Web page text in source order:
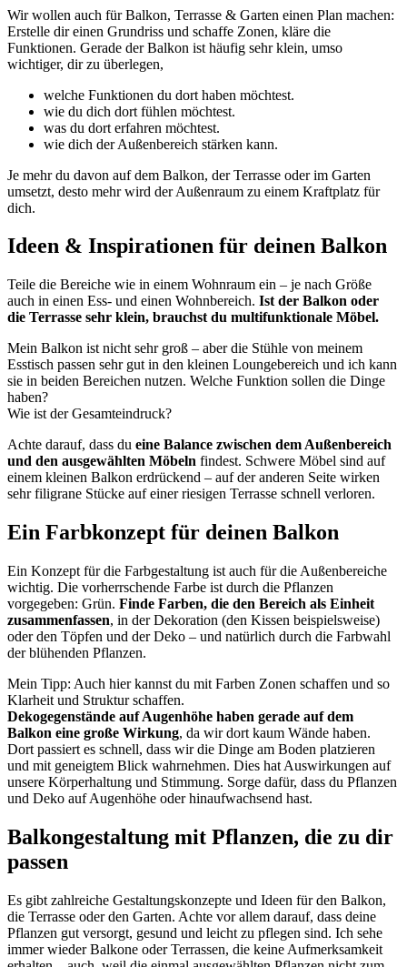
Wir wollen auch für Balkon, Terrasse & Garten einen Plan machen:
Erstelle dir einen Grundriss und schaffe Zonen, kläre die
Funktionen. Gerade der Balkon ist häufig sehr klein, umso
wichtiger, dir zu überlegen,
welche Funktionen du dort haben möchtest.
wie du dich dort fühlen möchtest.
was du dort erfahren möchtest.
wie dich der Außenbereich stärken kann.
Je mehr du davon auf dem Balkon, der Terrasse oder im Garten
umsetzt, desto mehr wird der Außenraum zu einem Kraftplatz für
dich.
Ideen & Inspirationen für deinen Balkon
Teile die Bereiche wie in einem Wohnraum ein – je nach Größe
auch in einen Ess- und einen Wohnbereich. Ist der Balkon oder
die Terrasse sehr klein, brauchst du multifunktionale Möbel.
Mein Balkon ist nicht sehr groß – aber die Stühle von meinem
Esstisch passen sehr gut in den kleinen Loungebereich und ich kann
sie in beiden Bereichen nutzen. Welche Funktion sollen die Dinge
haben?
Wie ist der Gesamteindruck?
Achte darauf, dass du eine Balance zwischen dem Außenbereich
und den ausgewählten Möbeln findest. Schwere Möbel sind auf
einem kleinen Balkon erdrückend – auf der anderen Seite wirken
sehr filigrane Stücke auf einer riesigen Terrasse schnell verloren.
Ein Farbkonzept für deinen Balkon
Ein Konzept für die Farbgestaltung ist auch für die Außenbereiche
wichtig. Die vorherrschende Farbe ist durch die Pflanzen
vorgegeben: Grün. Finde Farben, die den Bereich als Einheit
zusammenfassen, in der Dekoration (den Kissen beispielsweise)
oder den Töpfen und der Deko – und natürlich durch die Farbwahl
der blühenden Pflanzen.
Mein Tipp: Auch hier kannst du mit Farben Zonen schaffen und so
Klarheit und Struktur schaffen.
Dekogegenstände auf Augenhöhe haben gerade auf dem
Balkon eine große Wirkung, da wir dort kaum Wände haben.
Dort passiert es schnell, dass wir die Dinge am Boden platzieren
und mit geneigtem Blick wahrnehmen. Dies hat Auswirkungen auf
unsere Körperhaltung und Stimmung. Sorge dafür, dass du Pflanzen
und Deko auf Augenhöhe oder hinaufwachsend hast.
Balkongestaltung mit Pflanzen, die zu dir
passen
Es gibt zahlreiche Gestaltungskonzepte und Ideen für den Balkon,
die Terrasse oder den Garten. Achte vor allem darauf, dass deine
Pflanzen gut versorgt, gesund und leicht zu pflegen sind. Ich sehe
immer wieder Balkone oder Terrassen, die keine Aufmerksamkeit